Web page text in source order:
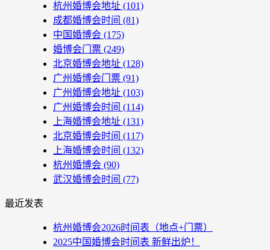
杭州婚博会地址 (101)
成都婚博会时间 (81)
中国婚博会 (175)
婚博会门票 (249)
北京婚博会地址 (128)
广州婚博会门票 (91)
广州婚博会地址 (103)
广州婚博会时间 (114)
上海婚博会地址 (131)
北京婚博会时间 (117)
上海婚博会时间 (132)
杭州婚博会 (90)
武汉婚博会时间 (77)
最近发表
杭州婚博会2026时间表（地点+门票）
2025中国婚博会时间表 新鲜出炉！